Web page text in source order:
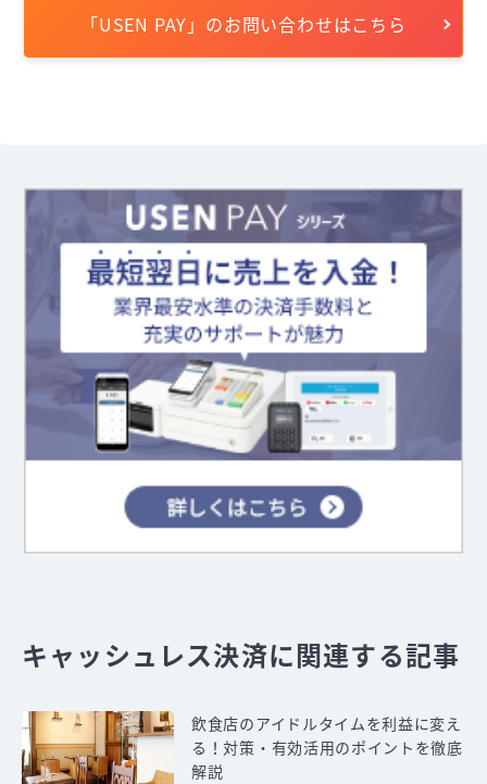
「USEN PAY」のお問い合わせはこちら
キャッシュレス決済に関連する記事
飲食店のアイドルタイムを利益に変え
る！対策・有効活用のポイントを徹底
解説